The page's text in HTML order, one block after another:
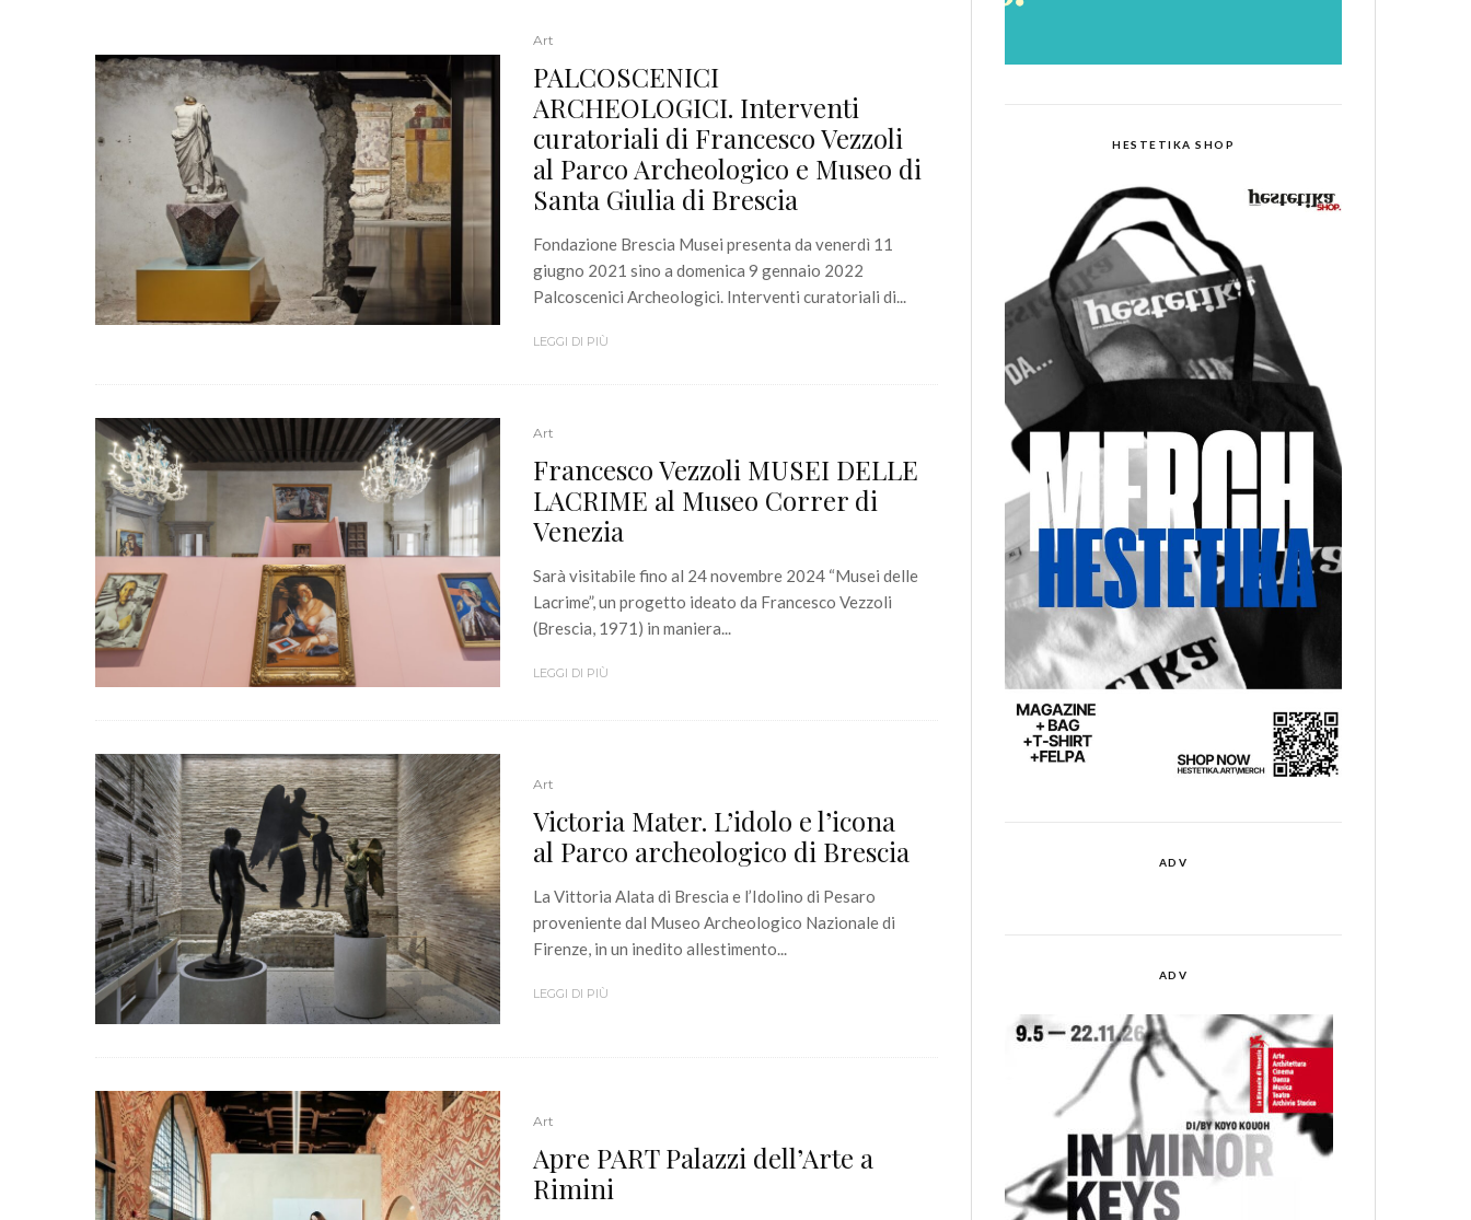
Art
PALCOSCENICI
ARCHEOLOGICI. Interventi
curatoriali di Francesco Vezzoli
al Parco Archeologico e Museo di
Santa Giulia di Brescia
Fondazione Brescia Musei presenta da venerdì 11
giugno 2021 sino a domenica 9 gennaio 2022
Palcoscenici Archeologici. Interventi curatoriali di...
LEGGI DI PIÙ
Art
Francesco Vezzoli MUSEI DELLE
LACRIME al Museo Correr di
Venezia
Sarà visitabile fino al 24 novembre 2024 “Musei delle
Lacrime”, un progetto ideato da Francesco Vezzoli
(Brescia, 1971) in maniera...
LEGGI DI PIÙ
Art
Victoria Mater. L’idolo e l’icona
al Parco archeologico di Brescia
La Vittoria Alata di Brescia e l’Idolino di Pesaro
proveniente dal Museo Archeologico Nazionale di
Firenze, in un inedito allestimento...
LEGGI DI PIÙ
Art
Apre PART Palazzi dell’Arte a
Rimini
HESTETIKA SHOP
ADV
ADV